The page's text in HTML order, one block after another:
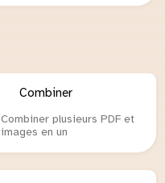
Combiner
Combiner plusieurs PDF et
images en un